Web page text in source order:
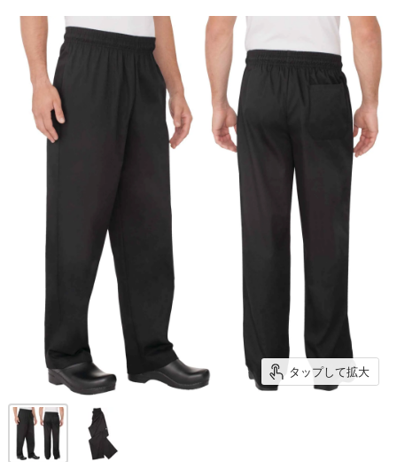
タップして拡大